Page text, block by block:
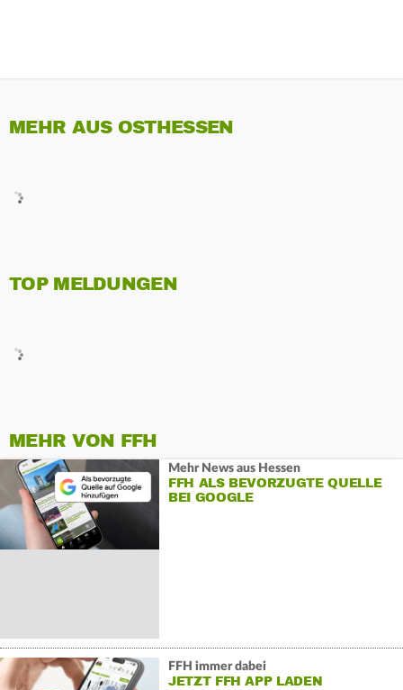
MEHR AUS OSTHESSEN
TOP MELDUNGEN
MEHR VON FFH
Mehr News aus Hessen
FFH ALS BEVORZUGTE QUELLE
BEI GOOGLE
FFH immer dabei
JETZT FFH APP LADEN